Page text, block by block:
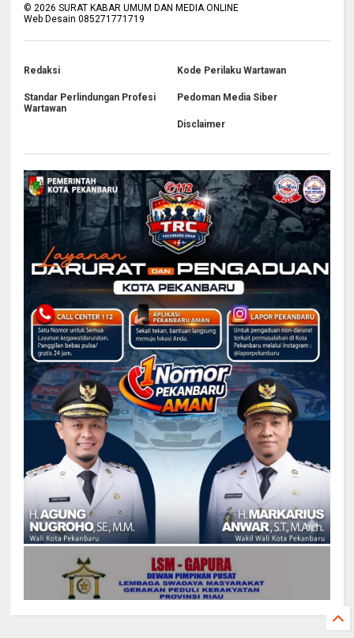
©2026 SURAT KABAR UMUM DAN MEDIA ONLINE
Web Desain 085271771719
Redaksi Kode Perilaku Wartawan
Standar Perlindungan Profesi
Wartawan
Pedoman Media Siber
Disclaimer